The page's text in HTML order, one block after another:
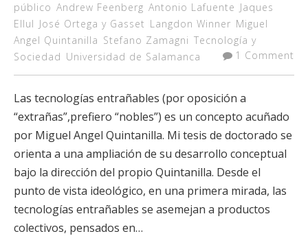
público Andrew Feenberg Antonio Lafuente Jaques
Ellul José Ortega y Gasset Langdon Winner Miguel
Angel Quintanilla Stefano Zamagni Tecnología y
Sociedad Universidad de Salamanca 1 Comment
Las tecnologías entrañables (por oposición a
“extrañas”,prefiero “nobles”) es un concepto acuñado
por Miguel Angel Quintanilla. Mi tesis de doctorado se
orienta a una ampliación de su desarrollo conceptual
bajo la dirección del propio Quintanilla. Desde el
punto de vista ideológico, en una primera mirada, las
tecnologías entrañables se asemejan a productos
colectivos, pensados en…